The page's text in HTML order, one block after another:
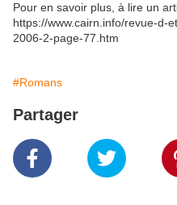
Pour en savoir plus, à lire un
https://www.cairn.info/revue-d-
2006-2-page-77.htm
#Romans
Partager